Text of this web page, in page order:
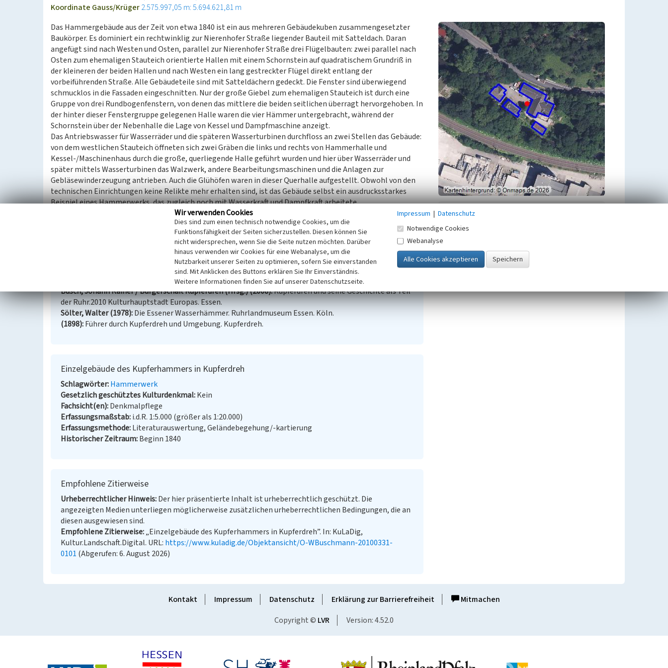
Koordinate Gauss/Krüger2.575.997,05 m: 5.694.621,81 m
Das Hammergebäude aus der Zeit von etwa 1840 ist ein aus mehreren Gebäudekuben zusammengesetzter
Baukörper. Es dominiert ein rechtwinklig zur Nierenhofer Straße liegender Bauteil mit Satteldach. Daran
angefügt sind nach Westen und Osten, parallel zur Nierenhofer Straße drei Flügelbauten: zwei parallel nach
Osten zum ehemaligen Stauteich orientierte Hallen mit einem Schornstein auf quadratischem Grundriß in
der kleineren der beiden Hallen und nach Westen ein lang gestreckter Flügel direkt entlang der
vorbeiführenden Straße. Alle Gebäudeteile sind mit Satteldächern gedeckt. Die Fenster sind überwiegend
schmucklos in die Fassaden eingeschnitten. Nur der große Giebel zum ehemaligen Stauteich ist durch eine
Gruppe von drei Rundbogenfenstern, von denen das mittlere die beiden seitlichen überragt hervorgehoben. In
der hinter dieser Fenstergruppe gelegenen Halle waren die vier Hämmer untergebracht, während der
Schornstein über der Nebenhalle die Lage von Kessel und Dampfmaschine anzeigt.
Das Antriebswasser für Wasserräder und die späteren Wasserturbinen durchfloss an zwei Stellen das Gebäude:
von dem westlichen Stauteich öffneten sich zwei Gräben die links und rechts von Hammerhalle und
Kessel-/Maschinenhaus durch die große, querliegende Halle geführt wurden und hier über Wasserräder und
später mittels Wasserturbinen das Walzwerk, andere Bearbeitungsmaschinen und die Anlagen zur
Gebläsewinderzeugung antrieben. Auch die Glühöfen waren in dieser Querhalle aufgestellt. Obwohl von den
technischen Einrichtungen keine Relikte mehr erhalten sind, ist das Gebäude selbst ein ausdrucksstarkes
Beispiel eines Hammerwerks, das zugleich noch mit Wasserkraft und Dampfkraft arbeitete.
Das Objekt Kupferhammer ist ein eingetragenes Baudenkmal (Denkmalliste Essen, laufende Nr. 60).
Busch, Johann Rainer / Bürgerschaft Kupferdreh (Hrsg.) (2008) Kupferdreh und seine Geschichte als Teil
der Ruhr.2010 Kulturhauptstadt Europas. Essen.
Sölter, Walter (1978) Die Essener Wasserhämmer. Ruhrlandmuseum Essen. Köln.
(1898) Führer durch Kupferdreh und Umgebung. Kupferdreh.
Einzelgebäude des Kupferhammers in Kupferdreh
Schlagwörter Hammerwerk
Gesetzlich geschütztes Kulturdenkmal Kein
Fachsicht(en) Denkmalpflege
Erfassungsmaßstab i.d.R. 1:5.000 (größer als 1:20.000)
Erfassungsmethode Literaturauswertung, Geländebegehung/-kartierung
Historischer Zeitraum Beginn 1840
Empfohlene Zitierweise
Urheberrechtlicher Hinweis Der hier präsentierte Inhalt ist urheberrechtlich geschützt. Die
angezeigten Medien unterliegen möglicherweise zusätzlichen urheberrechtlichen Bedingungen, die an
diesen ausgewiesen sind.
Empfohlene Zitierweise „Einzelgebäude des Kupferhammers in Kupferdreh”. In: KuLaDig,
Kultur.Landschaft.Digital. URL: https://www.kuladig.de/Objektansicht/O-WBuschmann-20100331-
0101 (Abgerufen: 6. August 2026)
Übergeordnetes Objekt
Kupferhütte Kupferhammer in Kupferdreh
Kontakt Impressum Datenschutz Erklärung zur Barrierefreiheit
Mitmachen
Copyright © LVR Version: 4.52.0
Wir verwenden Cookies
Dies sind zum einen technisch notwendige Cookies, um die
Funktionsfähigkeit der Seiten sicherzustellen. Diesen können Sie
nicht widersprechen, wenn Sie die Seite nutzen möchten. Darüber
hinaus verwenden wir Cookies für eine Webanalyse, um die
Nutzbarkeit unserer Seiten zu optimieren, sofern Sie einverstanden
sind. Mit Anklicken des Buttons erklären Sie Ihr Einverständnis.
Weitere Informationen finden Sie auf unserer Datenschutzseite.
Impressum | Datenschutz
Notwendige Cookies
Webanalyse